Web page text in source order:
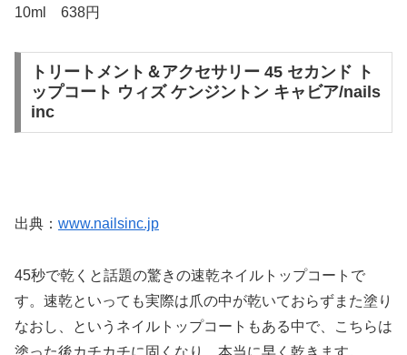
10ml 638円
トリートメント＆アクセサリー 45 セカンド ト
ップコート ウィズ ケンジントン キャビア/nails
inc
出典： www.nailsinc.jp
45秒で乾くと話題の驚きの速乾ネイルトップコートで
す。速乾といっても実際は爪の中が乾いておらずまた塗り
なおし、というネイルトップコートもある中で、こちらは
塗った後カチカチに固くなり、本当に早く乾きます。